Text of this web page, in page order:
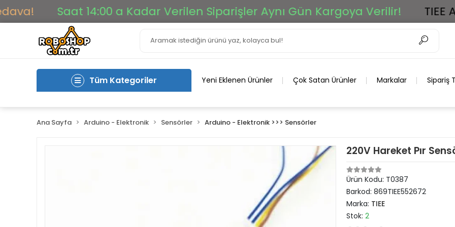
Saat 14:00 a Kadar Verilen Siparişler Aynı Gün Kargoya Verilir! TIEE Ar-
Tüm Kategoriler Yeni Eklenen Ürünler Çok Satan Ürünler Markalar Sipariş
Ana Sayfa Arduino - Elektronik Sensörler Arduino - Elektronik >>> Sensörler
220V Hareket Pır
Ürün Kodu: T0387
Barkod: 869TIEE552672
Marka: TIEE
Stok: 2